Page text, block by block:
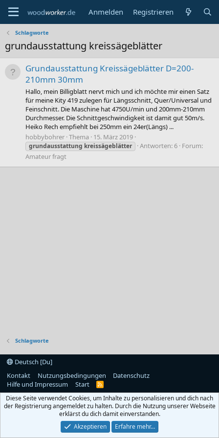
Anmelden Registrieren
Schlagworte
grundausstattung kreissägeblätter
Grundausstattung Kreissägeblätter D=200-
210mm 30mm
Hallo, mein Billigblatt nervt mich und ich möchte mir einen Satz
für meine Kity 419 zulegen für Längsschnitt, Quer/Universal und
Feinschnitt. Die Maschine hat 4750U/min und 200mm-210mm
Durchmesser. Die Schnittgeschwindigkeit ist damit gut 50m/s.
Heiko Rech empfiehlt bei 250mm ein 24er(Längs) ...
hobbybohrer Thema 15. März 2019
grundausstattung kreissägeblätter Antworten: 6 Forum:
Amateur fragt
Schlagworte
Deutsch [Du]
Kontakt
Nutzungsbedingungen
Datenschutz
Hilfe und Impressum
Start
R
S
Diese Seite verwendet Cookies, um Inhalte zu personalisieren und dich nach
der Registrierung angemeldet zu halten. Durch die Nutzung unserer Webseite
erklärst du dich damit einverstanden.
Akzeptieren
Erfahre mehr…